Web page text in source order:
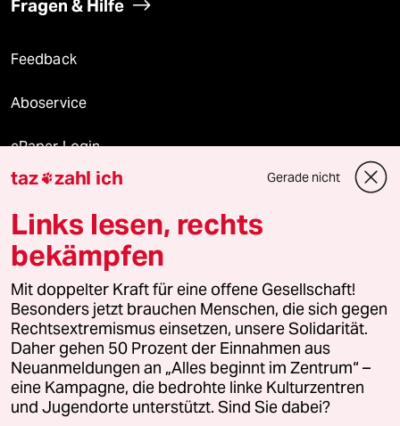
Fragen & Hilfe
Feedback
Aboservice
ePaper Login
Downloads für Abonnierende
© 2026 taz Verlags und Vertriebs GmbH
Alle Rechte vorbehalten. Bei rechtlichen Fragen oder für Genehmigungen
wenden Sie sich bitte an lizenzen@taz.de
Feedback Redaktionsstatut Kommune-Richtlinien
Leitlinie Informant Datenschutz Impressum AGB
taz zahl ich Gerade nicht
Links lesen, rechts
bekämpfen
Mit doppelter Kraft für eine offene Gesellschaft!
Besonders jetzt brauchen Menschen, die sich gegen
Rechtsextremismus einsetzen, unsere Solidarität.
Daher gehen 50 Prozent der Einnahmen aus
Neuanmeldungen an „Alles beginnt im Zentrum“ –
eine Kampagne, die bedrohte linke Kulturzentren
und Jugendorte unterstützt. Sind Sie dabei?